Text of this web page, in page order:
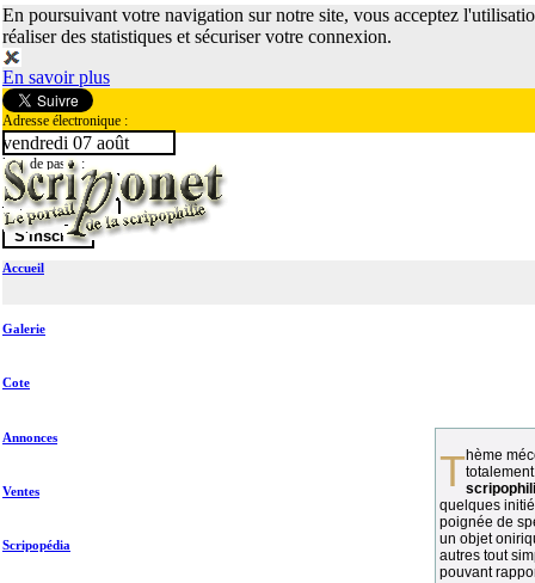
En poursuivant votre navigation sur notre site, vous acceptez
réaliser des statistiques et sécuriser votre connexion.
En savoir plus
Adresse électronique :
Mot de passe :
vendredi 07 août
Accueil
Galerie
Cote
Annonces
Ventes
Scripopédia
Thème méconnu des collectionneurs et
quelques
poignée de
un objet
autres tout
pouvant